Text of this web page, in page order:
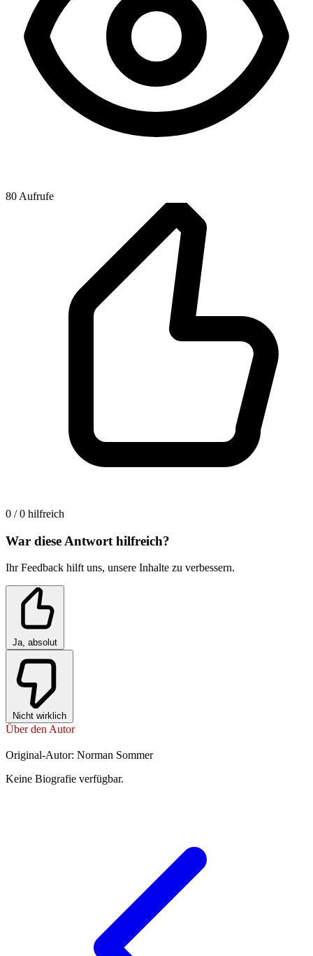
80 Aufrufe
0 / 0 hilfreich
War diese Antwort hilfreich?
Ihr Feedback hilft uns, unsere Inhalte zu verbessern.
Ja, absolut
Nicht wirklich
Über den Autor
Original-Autor: Norman Sommer
Keine Biografie verfügbar.